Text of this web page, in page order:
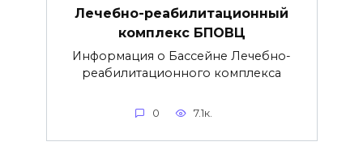
Лечебно-реабилитационный
комплекс БПОВЦ
Информация о Бассейне Лечебно-
реабилитационного комплекса
0 7.1к.